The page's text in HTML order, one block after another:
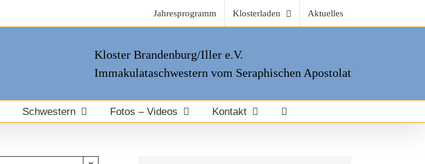
Jahresprogramm Klosterladen Aktuelles
Kloster Brandenburg/Iller e.V.
Immakulataschwestern vom Seraphischen Apostolat
Schwestern Fotos – Videos Kontakt